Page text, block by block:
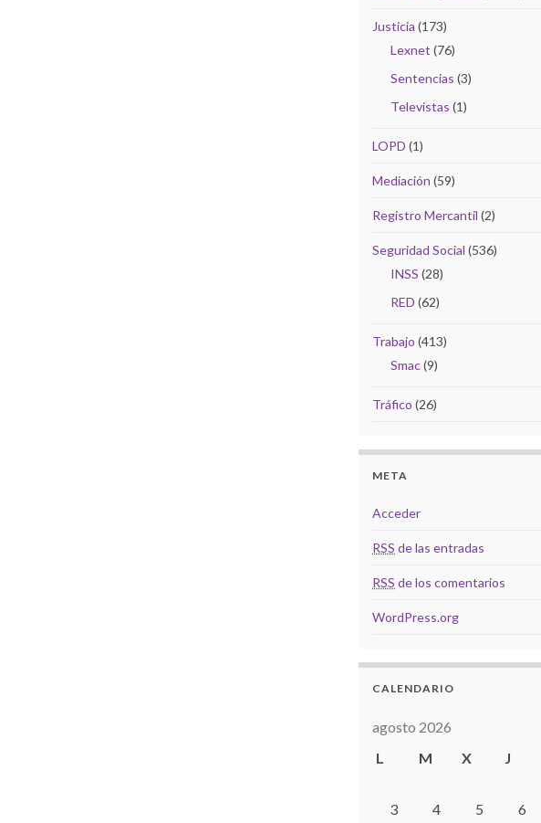
Justicia (173)
Lexnet (76)
Sentencias (3)
Televistas (1)
LOPD (1)
Mediación (59)
Registro Mercantil (2)
Seguridad Social (536)
INSS (28)
RED (62)
Trabajo (413)
Smac(9)
Tráfico (26)
META
Acceder
RSS de las entradas
RSS de los comentarios
WordPress.org
CALENDARIO
agosto 2026
L
M X J
3
4 5 6